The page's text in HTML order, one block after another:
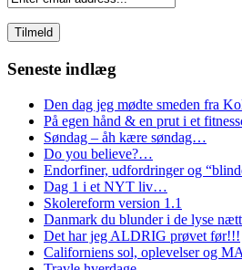
Seneste indlæg
Den dag jeg mødte smeden fra
På egen hånd & en prut i et
Søndag – åh kære søndag…
Do you believe?…
Endorfiner, udfordringer og
Dag 1 i et NYT liv…
Skolereform version 1.1
Danmark du blunder i de lyse
Det har jeg ALDRIG prøvet før!!!
Californiens sol, oplevelser og